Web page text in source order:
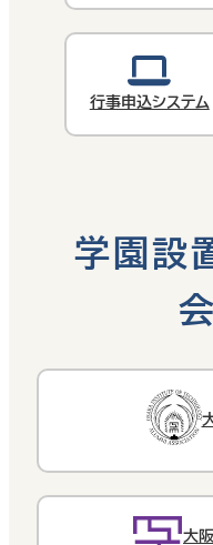
行事申込システム
学園設
大